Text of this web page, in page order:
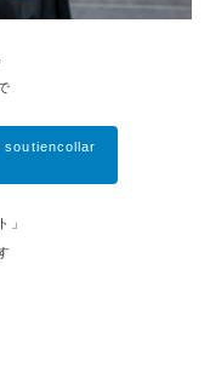
soutiencollar
」